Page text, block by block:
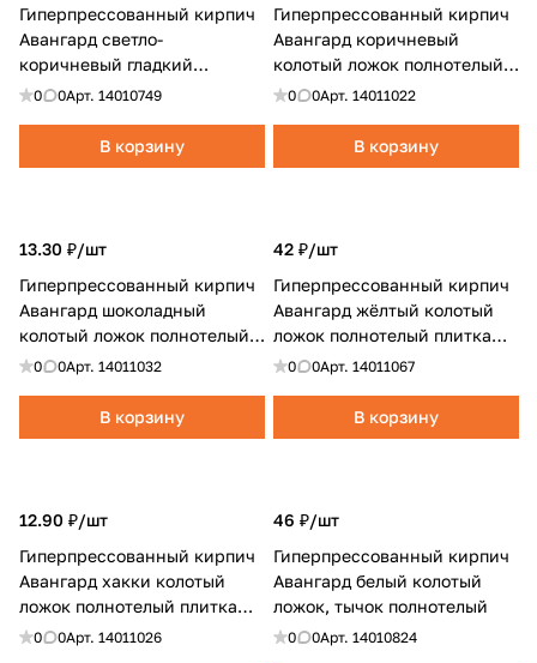
Гиперпрессованный кирпич
Авангард светло-
коричневый гладкий
полнотелый 1НФ
0 0Арт. 14010749
В корзину
Гиперпрессованный кирпич
Авангард коричневый
колотый ложок полнотелый
плитка фасадная
0 0Арт. 14011022
В корзину
13.30 ₽/шт
Гиперпрессованный кирпич
Авангард шоколадный
колотый ложок полнотелый
плитка фасадная
0 0Арт. 14011032
В корзину
42 ₽/шт
Гиперпрессованный кирпич
Авангард жёлтый колотый
ложок полнотелый плитка
цокольная
0 0Арт. 14011067
В корзину
12.90 ₽/шт
Гиперпрессованный кирпич
Авангард хакки колотый
ложок полнотелый плитка
фасадная
0 0Арт. 14011026
46 ₽/шт
Гиперпрессованный кирпич
Авангард белый колотый
ложок, тычок полнотелый
0 0Арт. 14010824